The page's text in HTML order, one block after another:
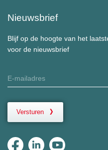
Nieuwsbrief
Blijf op de hoogte van het
voor de nieuwsbrief
Versturen